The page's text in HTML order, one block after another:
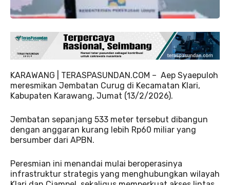
KARAWANG | TERASPASUNDAN.COM – Aep Syaepuloh
meresmikan Jembatan Curug di Kecamatan Klari,
Kabupaten Karawang, Jumat (13/2/2026).
Jembatan sepanjang 533 meter tersebut dibangun
dengan anggaran kurang lebih Rp60 miliar yang
bersumber dari APBN.
Peresmian ini menandai mulai beroperasinya
infrastruktur strategis yang menghubungkan wilayah